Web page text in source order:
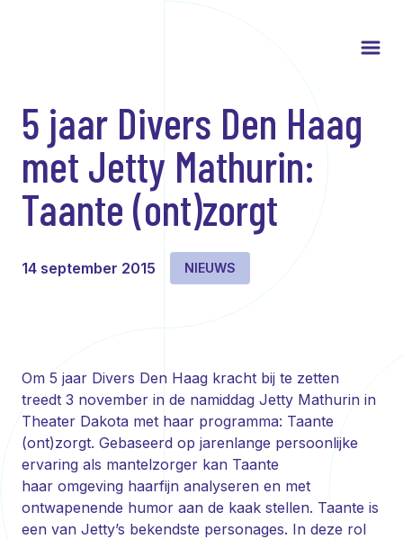
5 jaar Divers Den Haag
met Jetty Mathurin:
Taante (ont)zorgt
14 september 2015 NIEUWS
Om 5 jaar Divers Den Haag kracht bij te zetten
treedt 3 november in de namiddag Jetty Mathurin in
Theater Dakota met haar programma: Taante
(ont)zorgt. Gebaseerd op jarenlange persoonlijke
ervaring als mantelzorger kan Taante
haar omgeving haarfijn analyseren en met
ontwapenende humor aan de kaak stellen. Taante is
een van Jetty’s bekendste personages. In deze rol